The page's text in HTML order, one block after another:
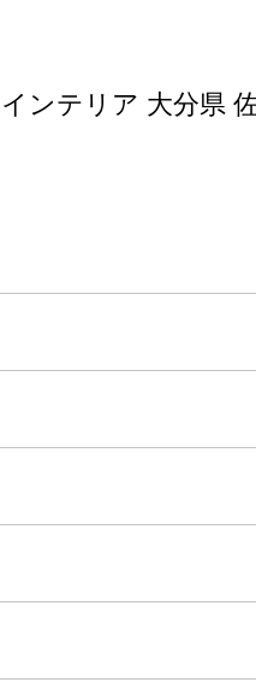
ンテリア 大分県